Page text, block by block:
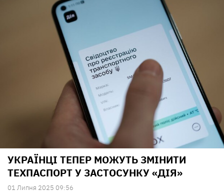
УКРАЇНЦІ ТЕПЕР МОЖУТЬ ЗМІНИТИ
ТЕХПАСПОРТ У ЗАСТОСУНКУ «ДІЯ»
01 Липня 2025 09:56